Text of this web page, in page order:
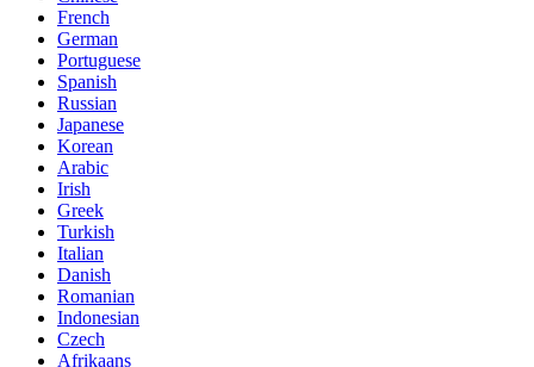
French
German
Portuguese
Spanish
Russian
Japanese
Korean
Arabic
Irish
Greek
Turkish
Italian
Danish
Romanian
Indonesian
Czech
Afrikaans